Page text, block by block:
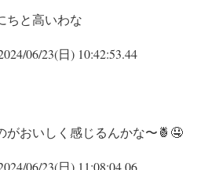
ちと高いわな
06/23(日) 10:42:53.44
がおいしく感じるんかな〜🍍🤤
06/23(日) 11:08:04.06